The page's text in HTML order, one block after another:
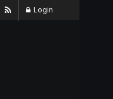
Login